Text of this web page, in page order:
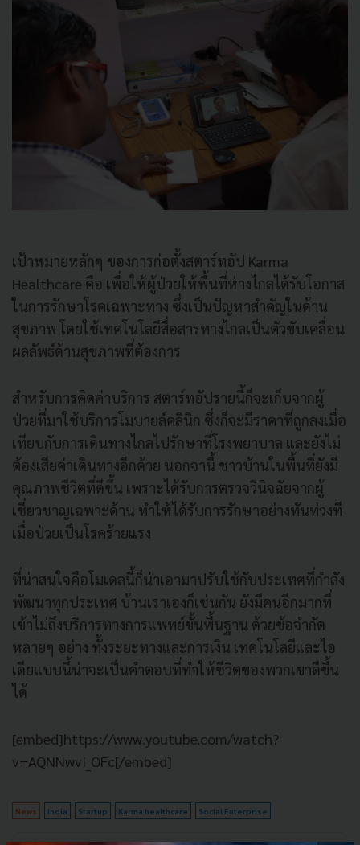
เป้าหมายหลักๆ ของการก่อตั้งสตาร์ทอัป Karma
Healthcare คือ เพื่อให้ผู้ป่วยให้พื้นที่ห่างไกลได้รับโอกาส
ในการรักษาโรคเฉพาะทาง ซึ่งเป็นปัญหาสำคัญในด้าน
สุขภาพ โดยใช้เทคโนโลยีสื่อสารทางไกลเป็นตัวขับเคลื่อน
ผลลัพธ์ด้านสุขภาพที่ต้องการ
สำหรับการคิดค่าบริการ สตาร์ทอัปรายนี้ก็จะเก็บจากผู้
ป่วยที่มาใช้บริการโมบายล์คลินิก ซึ่งก็จะมีราคาที่ถูกลงเมื่อ
เทียบกับการเดินทางไกลไปรักษาที่โรงพยาบาล และยังไม่
ต้องเสียค่าเดินทางอีกด้วย นอกจานี้ ชาวบ้านในพื้นที่ยังมี
คุณภาพชีวิตที่ดีขึ้น เพราะได้รับการตรวจวินิจฉัยจากผู้
เชี่ยวชาญเฉพาะด้าน ทำให้ได้รับการรักษาอย่างทันท่วงที
เมื่อป่วยเป็นโรคร้ายแรง
ที่น่าสนใจคือโมเดลนี้ก็น่าเอามาปรับใช้กับประเทศที่กำลัง
พัฒนาทุกประเทศ บ้านเราเองก็เช่นกัน ยังมีคนอีกมากที่
เข้าไม่ถึงบริการทางการแพทย์ขั้นพื้นฐาน ด้วยข้อจำกัด
หลายๆ อย่าง ทั้งระยะทางและการเงิน เทคโนโลยีและไอ
เดียแบบนี้น่าจะเป็นคำตอบที่ทำให้ชีวิตของพวกเขาดีขึ้น
ได้
[embed]https://www.youtube.com/watch?
v=AQNNwvI_OFc[/embed]
News India Startup Karma healthcare Social Enterprise